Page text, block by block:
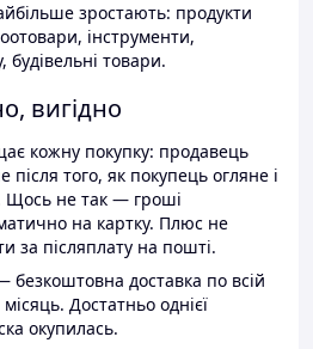
зростають: продукти
інструменти,
товари.
вигідно
кожну покупку: продавець
того, як покупець огляне і
Щось не так — гроші
на картку. Плюс не
за післяплату на пошті.
доставка по всій
Достатньо однієї
окупилась.